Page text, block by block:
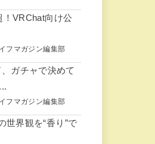
！VRChat向け公
フマガジン編集部
ガチャで決めて
フマガジン編集部
世界観を“香り”で